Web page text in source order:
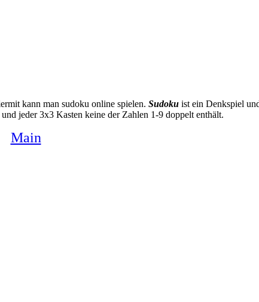
kann man sudoku online spielen. Sudoku ist ein Denkspiel
jeder 3x3 Kasten keine der Zahlen 1-9 doppelt enthält.
Main